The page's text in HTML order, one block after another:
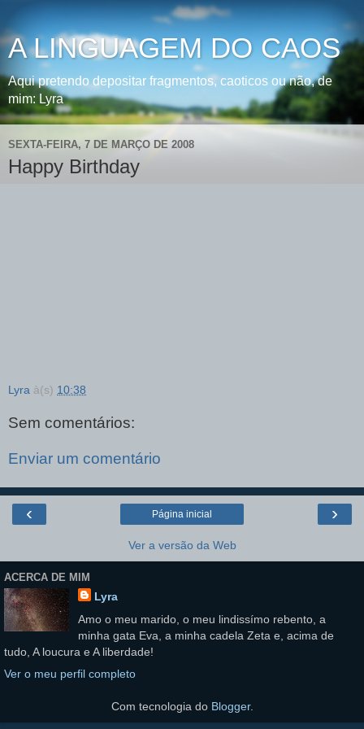
A LINGUAGEM DO CAOS
Aqui pretendo depositar fragmentos, caoticos ou não, de
mim: Lyra
SEXTA-FEIRA, 7 DE MARÇO DE 2008
Happy Birthday
Lyra à(s) 10:38
Sem comentários:
Enviar um comentário
‹ ›
Página inicial
Ver a versão da Web
ACERCA DE MIM
Lyra
Amo o meu marido, o meu lindissímo rebento, a
minha gata Eva, a minha cadela Zeta e, acima de
tudo, A loucura e A liberdade!
Ver o meu perfil completo
Com tecnologia do Blogger.